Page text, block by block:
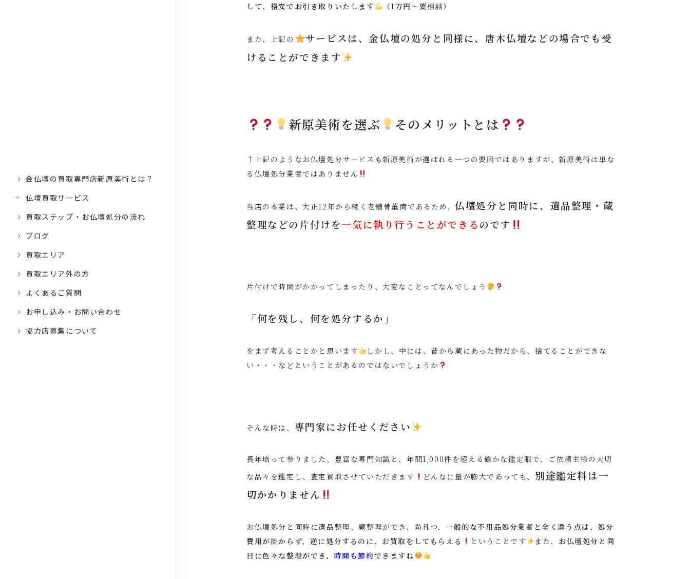
金仏壇の買取専門店新原美術とは？
仏壇買取サービス
買取ステップ・お仏壇処分の流れ
ブログ
買取エリア
買取エリア外の方
よくあるご質問
お申し込み・お問い合わせ
協力店募集について
して、格安でお引き取りいたします
（1万円〜要相談）
また、上記の
サービスは、金仏壇の処分と同様に、唐木仏壇などの場合でも受
けることができます
新原美術を選ぶ そのメリットとは
↑上記のようなお仏壇処分サービスも新原美術が選ばれる一つの要因ではありますが、新原美術は単な
る仏壇処分業者ではありません
当店の本業は、大正12年から続く老舗骨董商であるため、仏壇処分と同時に、遺品整理・蔵
整理などの片付けを一気に執り行うことができるのです
片付けで時間がかかってしまったり、大変なことってなんでしょう
「何を残し、何を処分するか」
をまず考えることかと思います
しかし、中には、昔から蔵にあった物だから、捨てることができな
い・・・などということがあるのではないでしょうか
そんな時は、 専門家にお任せください
長年培って参りました、豊富な専門知識と、年間1,000件を超える確かな鑑定眼で、ご依頼主様の大切
な品々を鑑定し、査定買取させていただきます
どんなに量が膨大であっても、 別途鑑定料は一
切かかりません
お仏壇処分と同時に遺品整理、蔵整理ができ、尚且つ、一般的な不用品処分業者と全く違う点は、処分
費用が掛からず、逆に処分するのに、お買取をしてもらえる
ということです また、 お仏壇処分と同
日に色々な整理ができ、 時間も節約できますね